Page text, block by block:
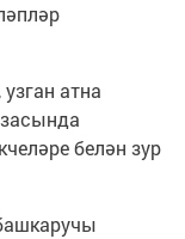
атна
белән зур